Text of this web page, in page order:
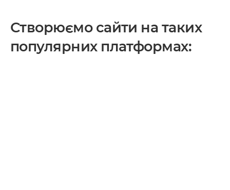
Створюємо сайти на таких
популярних платформах: